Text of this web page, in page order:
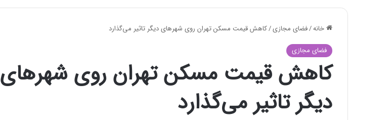
خانه/فضای مجازی/کاهش قیمت مسکن تهران روی شهرهای دیگر تاثیر می‌گذارد
فضای مجازی
کاهش قیمت مسکن تهران روی شهرهای
دیگر تاثیر می‌گذارد